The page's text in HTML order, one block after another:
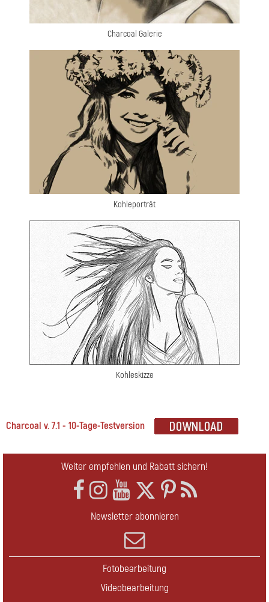
Charcoal Galerie
Kohleporträt
Kohleskizze
Charcoal v. 7.1 - 10-Tage-Testversion
Weiter empfehlen und Rabatt sichern!
Newsletter abonnieren
Fotobearbeitung
Videobearbeitung